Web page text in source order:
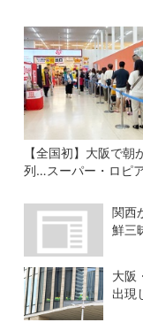
【全国初】大阪で朝
列…スーパー・ロピ
デカ抽選会」、開始
等黒毛和牛”の当選も
関西
鮮三
大阪
出現